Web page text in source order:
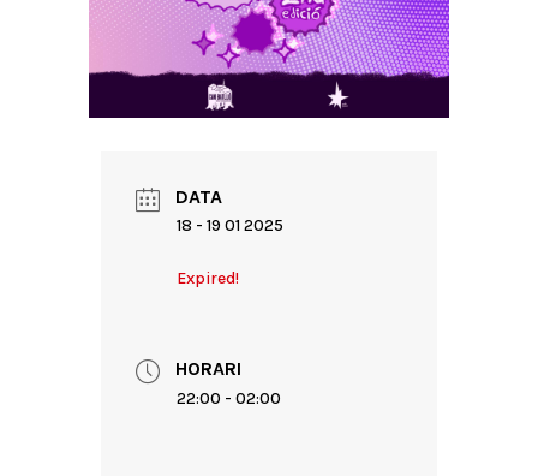
DATA
18 - 19 01 2025
Expired!
HORARI
22:00 - 02:00